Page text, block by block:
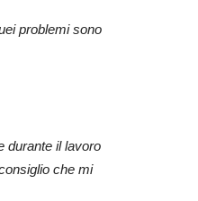
problemi sono
durante il lavoro
che mi